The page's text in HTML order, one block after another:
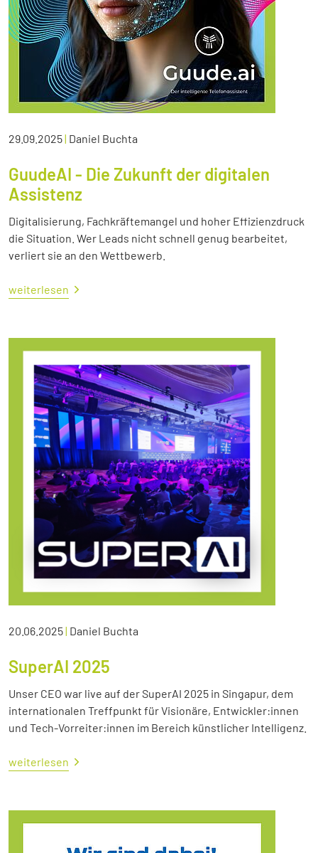
29.09.2025| Daniel Buchta
GuudeAI - Die Zukunft der digitalen
Assistenz
Digitalisierung, Fachkräftemangel und hoher Effizienzdruck
die Situation. Wer Leads nicht schnell genug bearbeitet,
verliert sie an den Wettbewerb.
weiterlesen
20.06.2025| Daniel Buchta
SuperAI 2025
Unser CEO war live auf der SuperAI 2025 in Singapur, dem
internationalen Treffpunkt für Visionäre, Entwickler:innen
und Tech-Vorreiter:innen im Bereich künstlicher Intelligenz.
weiterlesen